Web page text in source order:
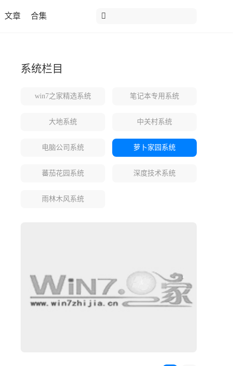
文章 合集
系统栏目
win7之家精选系统 笔记本专用系统
大地系统 中关村系统
电脑公司系统 萝卜家园系统
蕃茄花园系统 深度技术系统
雨林木风系统